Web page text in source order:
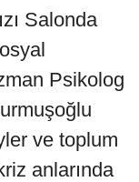
Salonda
Psikolog
ve toplum
anlarında